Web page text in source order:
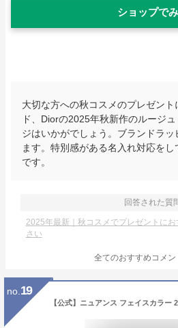
ショップで
大切な方への秋コスメのプレゼン
ド、Diorの2025年秋新作のルージ
ジはいかがでしょう。ブランドラ
ます。特別感がある名入れ対応を
です。
回答された質
2025年最新｜秋コスメでプレゼントに
さい
全てのおすすめコメン
no. 19